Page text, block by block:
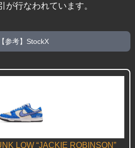
が行なわれています。
【参考】StockX
LOW “JACKIE ROBINSON”